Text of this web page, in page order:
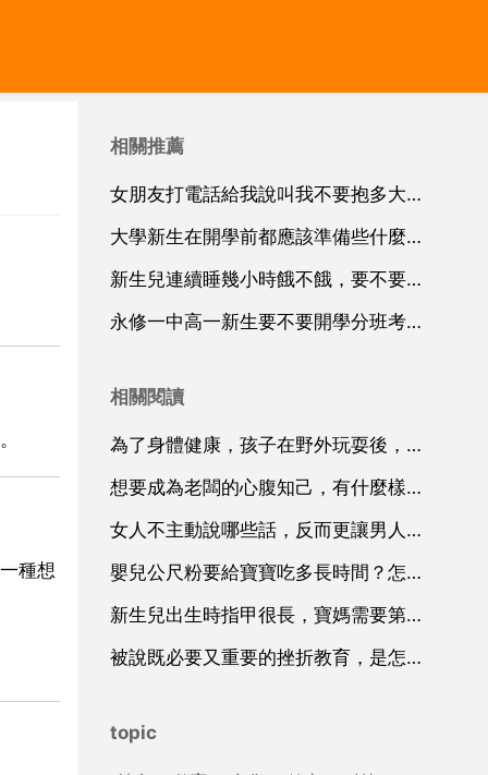
種想
相關推薦
女朋友打電話給我說叫我不要抱多大希望，我說叫她等我兩個月，她說好，還有和好的機會不
大學新生在開學前都應該準備些什麼呢？（不要那種一搜就一大堆的答案，要詳細的，拜託了）
新生兒連續睡幾小時餓不餓，要不要叫醒餵奶？
永修一中高一新生要不要開學分班考試？如果要考考幾門
相關閱讀
為了身體健康，孩子在野外玩耍後，回家應該怎麼做呢？
想要成為老闆的心腹知己，有什麼樣的要求呢？
女人不主動說哪些話，反而更讓男人離不開你？
嬰兒公尺粉要給寶寶吃多長時間？怎麼做給寶寶吃？
新生兒出生時指甲很長，寶媽需要第一時間給他剪掉嗎？
被說既必要又重要的挫折教育，是怎樣的教育方法？
topic